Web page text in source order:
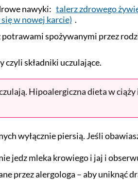
nawyki: talerz zdrowego
w nowej karcie) .
potrawami spożywanymi przez
czyli składniki uczulające.
Hipoalergiczna dieta w
wyłącznie piersią. Jeśli
jedz mleka krowiego i jaj i
przez alergologa – aby uniknąć